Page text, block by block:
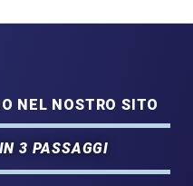
NEL NOSTRO SITO
3 PASSAGGI